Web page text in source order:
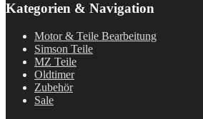
Kategorien & Navigation
Motor & Teile Bearbeitung
Simson Teile
MZ Teile
Oldtimer
Zubehör
Sale